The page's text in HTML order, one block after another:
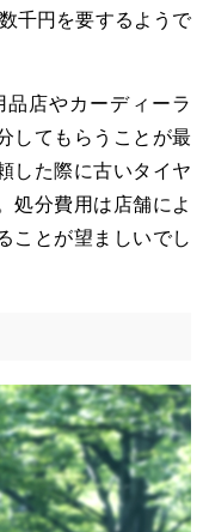
千円を要するようで
店やカーディーラ
してもらうことが最
した際に古いタイヤ
処分費用は店舗によ
ことが望ましいでし